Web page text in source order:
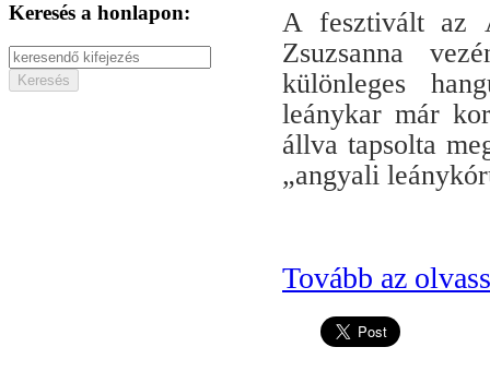
Keresés a honlapon:
A fesztivált az
Zsuzsanna
különleges
leánykar már
állva tapsolta
„angyali
Tovább az